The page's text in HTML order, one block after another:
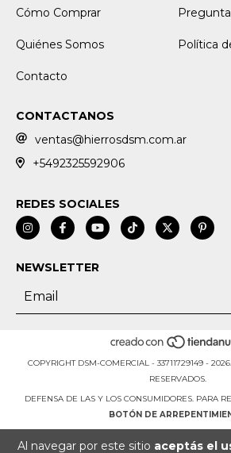
Al navegar por este sitio aceptás el
Cómo Comprar
Quiénes Somos Política
Contacto
CONTACTANOS
ventas@hierrosdsm.com.ar
+5492325592906
REDES SOCIALES
NEWSLETTER
COPYRIGHT DSM-COMERCIAL - 33711729149 -
RESERVADOS.
DEFENSA DE LAS Y LOS CONSUMIDORES. PARA
BOTÓN DE